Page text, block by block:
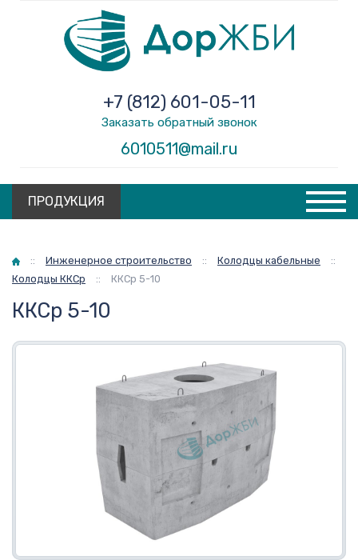
6010511@mail.ru
+7 (812) 601-05-11
Заказать обратный звонок
ПРОДУКЦИЯ
Главная
:: Инженерное строительство :: Колодцы кабельные
::
Колодцы ККСр
:: ККСр 5-10
ККСр 5-10